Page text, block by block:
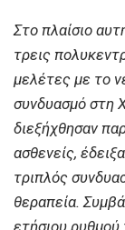
Στο πλαίσιο
τρεις
μελέτες με το
συνδυασμό στη
διεξήχθησαν
ασθενείς,
τριπλός
θεραπεία.
ετήσιου